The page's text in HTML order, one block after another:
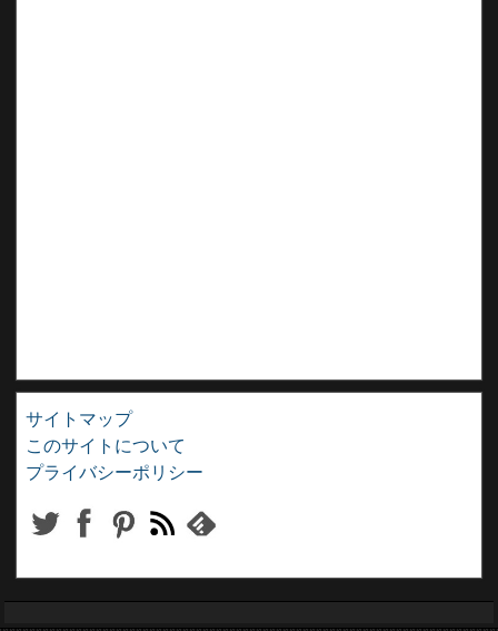
サイトマップ
このサイトについて
プライバシーポリシー